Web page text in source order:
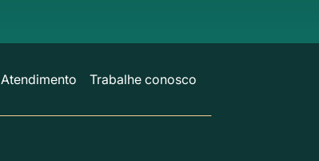
Atendimento Trabalhe conosco